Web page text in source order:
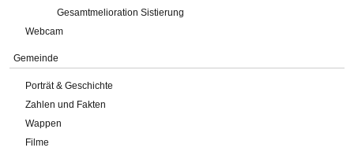
Gesamtmelioration Sistierung
Webcam
Gemeinde
Porträt & Geschichte
Zahlen und Fakten
Wappen
Filme